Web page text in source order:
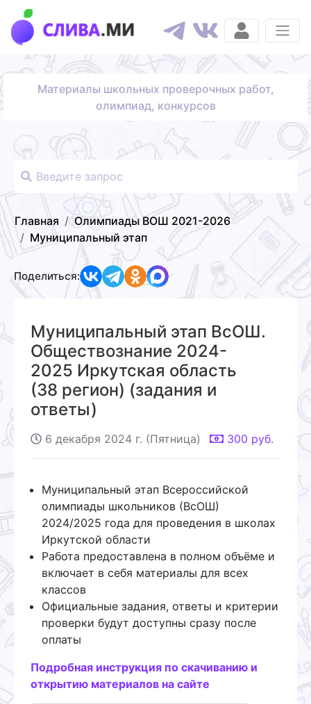
Материалы школьных проверочных работ,
олимпиад, конкурсов
Главная
Олимпиады ВОШ 2021-2026
Муниципальный этап
Поделиться:
Муниципальный этап ВсОШ.
Обществознание 2024-
2025 Иркутская область
(38 регион) (задания и
ответы)
6 декабря 2024 г. (Пятница) 300 руб.
Муниципальный этап Всероссийской
олимпиады школьников (ВсОШ)
2024/2025 года для проведения в школах
Иркутской области
Работа предоставлена в полном объёме и
включает в себя материалы для всех
классов
Официальные задания, ответы и критерии
проверки будут доступны сразу после
оплаты
Подробная инструкция по скачиванию и
открытию материалов на сайте